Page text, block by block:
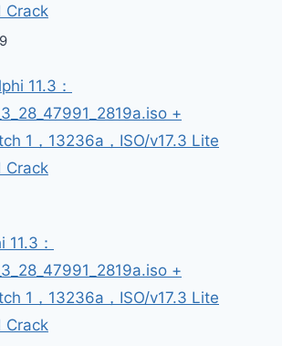
Crack
11.3：
+
1，13236a，ISO/v17.3 Lite
Crack
11.3：
+
1，13236a，ISO/v17.3 Lite
Crack